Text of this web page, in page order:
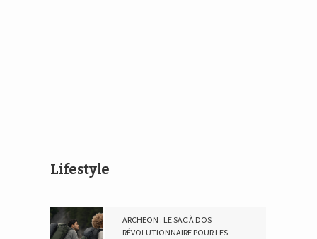
Lifestyle
ARCHEON : LE SAC À DOS
RÉVOLUTIONNAIRE POUR LES